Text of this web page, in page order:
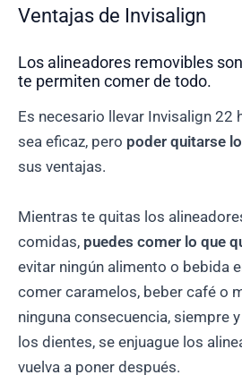
Ventajas de Invisalign
Los alineadores removibles
te permiten comer de todo.
Es necesario llevar Invisalign 22
sea eficaz, pero poder quitarse
sus ventajas.
Mientras te quitas los
comidas, puedes comer lo que
evitar ningún alimento o bebida
comer caramelos, beber café o
ninguna consecuencia, siempre
los dientes, se enjuague los
vuelva a poner después.